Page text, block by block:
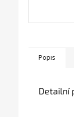
Popis
Detailní